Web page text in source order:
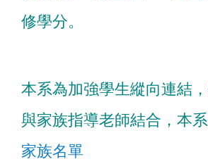
修學分。
本系為加強學生縱向連結
與家族指導老師結合，本
家族名單